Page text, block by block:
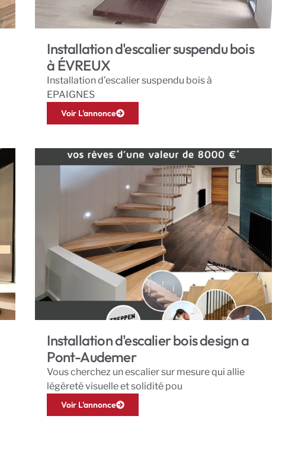
Installation d'escalier suspendu bois
à ÉVREUX
Installation d’escalier suspendu bois à
EPAIGNES
Voir L'annonce
Installation d'escalier bois design a
Pont-Audemer
Vous cherchez un escalier sur mesure qui allie
légèreté visuelle et solidité pou
Voir L'annonce